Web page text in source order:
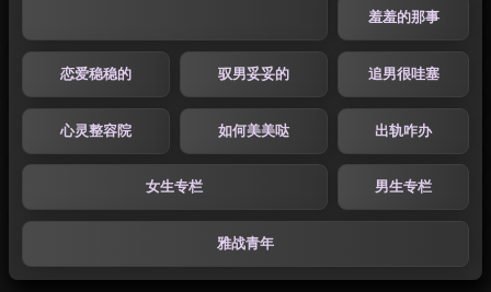
羞羞的那事
恋爱稳稳的 驭男妥妥的 追男很哇塞
心灵整容院 如何美美哒 出轨咋办
女生专栏 男生专栏
雅战青年